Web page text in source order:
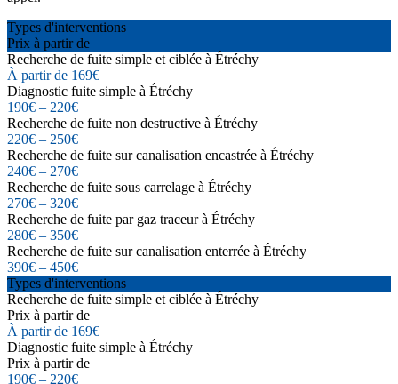
Types d'interventions
Prix à partir de
Recherche de fuite simple et ciblée à Étréchy
À partir de 169€
Diagnostic fuite simple à Étréchy
190€ – 220€
Recherche de fuite non destructive à Étréchy
220€ – 250€
Recherche de fuite sur canalisation encastrée à Étréchy
240€ – 270€
Recherche de fuite sous carrelage à Étréchy
270€ – 320€
Recherche de fuite par gaz traceur à Étréchy
280€ – 350€
Recherche de fuite sur canalisation enterrée à Étréchy
390€ – 450€
Types d'interventions
Recherche de fuite simple et ciblée à Étréchy
Prix à partir de
À partir de 169€
Diagnostic fuite simple à Étréchy
Prix à partir de
190€ – 220€